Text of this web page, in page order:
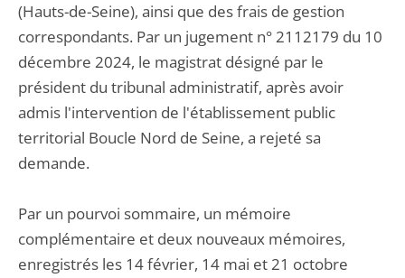
(Hauts-de-Seine), ainsi que des frais de gestion
correspondants. Par un jugement n° 2112179 du 10
décembre 2024, le magistrat désigné par le
président du tribunal administratif, après avoir
admis l'intervention de l'établissement public
territorial Boucle Nord de Seine, a rejeté sa
demande.
Par un pourvoi sommaire, un mémoire
complémentaire et deux nouveaux mémoires,
enregistrés les 14 février, 14 mai et 21 octobre